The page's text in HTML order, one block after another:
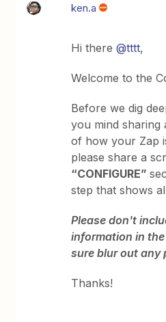
ken.a
Hi there ​@tttt,
Welcome to the
Before we dig
you mind sharing
of how your Zap
please share a
“CONFIGURE”
step that shows
Please don't
information in
sure blur out any
Thanks!